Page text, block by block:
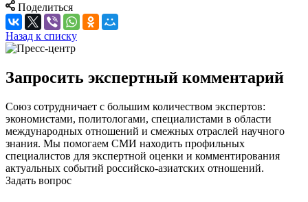
Поделиться
Назад к списку
Запросить экспертный комментарий
Союз сотрудничает с большим количеством экспертов:
экономистами, политологами, специалистами в области
международных отношений и смежных отраслей научного
знания. Мы помогаем СМИ находить профильных
специалистов для экспертной оценки и комментирования
актуальных событий российско-азиатских отношений.
Задать вопрос